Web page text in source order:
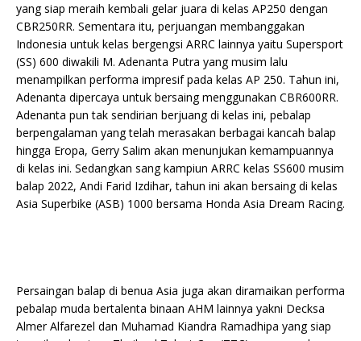
yang siap meraih kembali gelar juara di kelas AP250 dengan
CBR250RR. Sementara itu, perjuangan membanggakan
Indonesia untuk kelas bergengsi ARRC lainnya yaitu Supersport
(SS) 600 diwakili M. Adenanta Putra yang musim lalu
menampilkan performa impresif pada kelas AP 250. Tahun ini,
Adenanta dipercaya untuk bersaing menggunakan CBR600RR.
Adenanta pun tak sendirian berjuang di kelas ini, pebalap
berpengalaman yang telah merasakan berbagai kancah balap
hingga Eropa, Gerry Salim akan menunjukan kemampuannya
di kelas ini. Sedangkan sang kampiun ARRC kelas SS600 musim
balap 2022, Andi Farid Izdihar, tahun ini akan bersaing di kelas
Asia Superbike (ASB) 1000 bersama Honda Asia Dream Racing.
Persaingan balap di benua Asia juga akan diramaikan performa
pebalap muda bertalenta binaan AHM lainnya yakni Decksa
Almer Alfarezel dan Muhamad Kiandra Ramadhipa yang siap